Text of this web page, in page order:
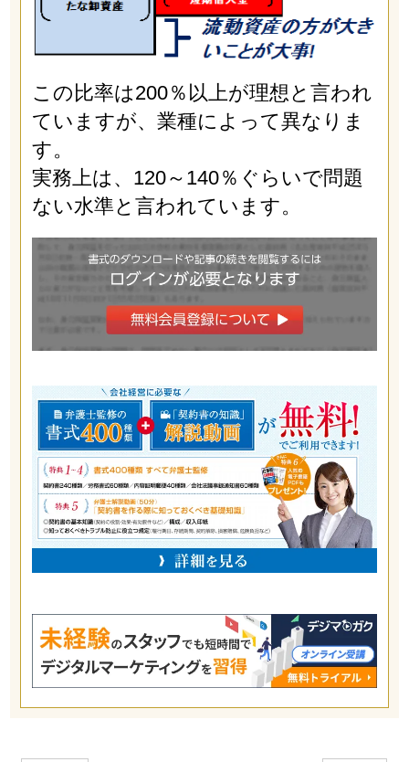
この比率は200％以上が理想と言われ
ていますが、業種によって異なりま
す。
実務上は、120～140％ぐらいで問題
ない水準と言われています。